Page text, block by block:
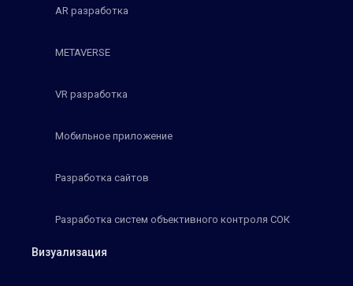
AR разработка
METAVERSE
VR разработка
Мобильное приложение
Разработка сайтов
Разработка систем объективного контроля СОК
Визуализация